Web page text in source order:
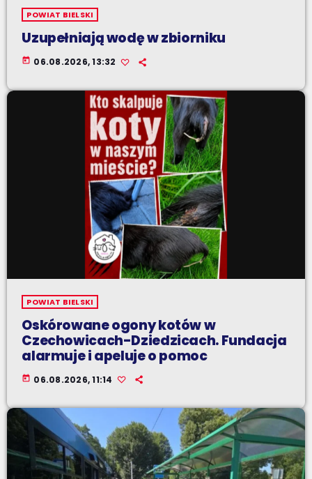
POWIAT BIELSKI
Uzupełniają wodę w zbiorniku
today 06.08.2026, 13:32
POWIAT BIELSKI
Oskórowane ogony kotów w
Czechowicach-Dziedzicach. Fundacja
alarmuje i apeluje o pomoc
today 06.08.2026, 11:14